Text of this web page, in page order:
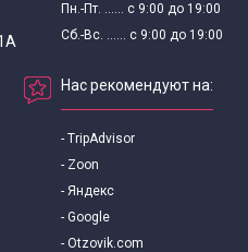
Пн.-Пт. ...... с 9:00 до 19:00
Сб.-Вс. ...... с 9:00 до 19:00
Нас рекомендуют на:
- TripAdvisor
- Zoon
- Яндекс
- Google
- Otzovik.com